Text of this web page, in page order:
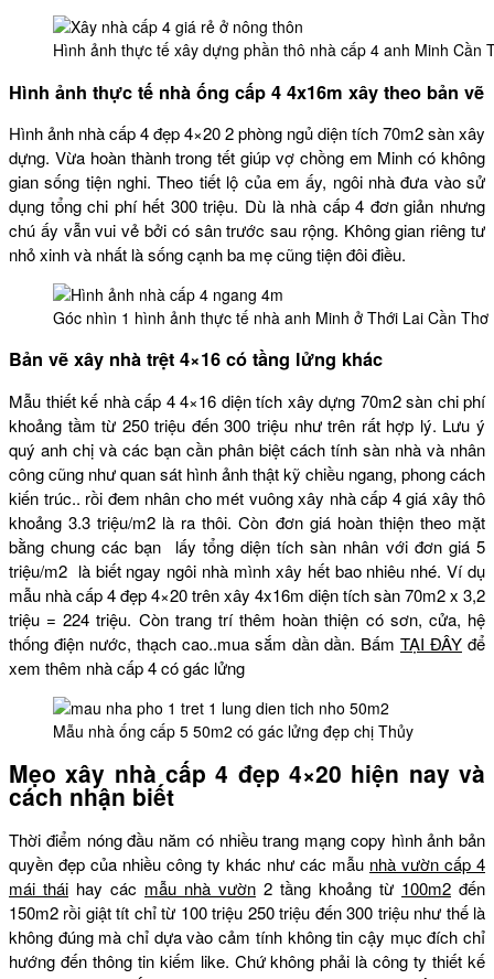
Hình ảnh thực tế xây dựng phần thô nhà cấp 4 anh Minh Cần
Hình ảnh thực tế nhà ống cấp 4 4x16m xây theo bản vẽ
Hình ảnh nhà cấp 4 đẹp 4×20 2 phòng ngủ diện tích 70m2 sàn xây
dựng. Vừa hoàn thành trong tết giúp vợ chồng em Minh có không
gian sống tiện nghi. Theo tiết lộ của em ấy, ngôi nhà đưa vào sử
dụng tổng chi phí hết 300 triệu. Dù là nhà cấp 4 đơn giản nhưng
chú ấy vẫn vui vẻ bởi có sân trước sau rộng. Không gian riêng tư
nhỏ xinh và nhất là sống cạnh ba mẹ cũng tiện đôi điều.
Góc nhìn 1 hình ảnh thực tế nhà anh Minh ở Thới Lai Cần Thơ
Bản vẽ xây nhà trệt 4×16 có tầng lửng khác
Mẫu thiết kế nhà cấp 4 4×16 diện tích xây dựng 70m2 sàn chi phí
khoảng tầm từ 250 triệu đến 300 triệu như trên rất hợp lý. Lưu ý
quý anh chị và các bạn cần phân biệt cách tính sàn nhà và nhân
công cũng như quan sát hình ảnh thật kỹ chiều ngang, phong cách
kiến trúc.. rồi đem nhân cho mét vuông xây nhà cấp 4 giá xây thô
khoảng 3.3 triệu/m2 là ra thôi. Còn đơn giá hoàn thiện theo mặt
bằng chung các bạn lấy tổng diện tích sàn nhân với đơn giá 5
triệu/m2 là biết ngay ngôi nhà mình xây hết bao nhiêu nhé. Ví dụ
mẫu nhà cấp 4 đẹp 4×20 trên xây 4x16m diện tích sàn 70m2 x 3,2
triệu = 224 triệu. Còn trang trí thêm hoàn thiện có sơn, cửa, hệ
thống điện nước, thạch cao..mua sắm dần dần. Bấm TẠI ĐÂY để
xem thêm nhà cấp 4 có gác lửng
Mẫu nhà ống cấp 5 50m2 có gác lửng đẹp chị Thủy
Mẹo xây nhà cấp 4 đẹp 4×20 hiện nay và
cách nhận biết
Thời điểm nóng đầu năm có nhiều trang mạng copy hình ảnh bản
quyền đẹp của nhiều công ty khác như các mẫu nhà vườn cấp 4
mái thái hay các mẫu nhà vườn 2 tầng khoảng từ 100m2 đến
150m2 rồi giật tít chỉ từ 100 triệu 250 triệu đến 300 triệu như thế là
không đúng mà chỉ dựa vào cảm tính không tin cậy mục đích chỉ
hướng đến thông tin kiếm like. Chứ không phải là công ty thiết kế